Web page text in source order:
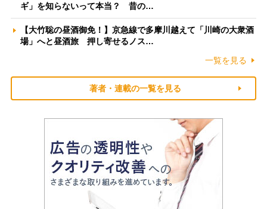
ギ」を知らないって本当？ 昔の…
【大竹聡の昼酒御免！】京急線で多摩川越えて「川崎の大衆酒
場」へと昼酒旅 押し寄せるノス…
一覧を見る
著者・連載の一覧を見る